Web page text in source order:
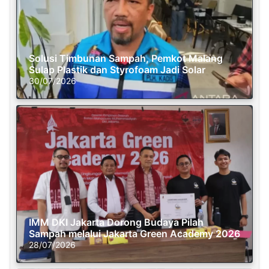
Solusi Timbunan Sampah, Pemkot Malang
Sulap Plastik dan Styrofoam Jadi Solar
30/07/2026
IMM DKI Jakarta Dorong Budaya Pilah
Sampah melalui Jakarta Green Academy 2026
28/07/2026